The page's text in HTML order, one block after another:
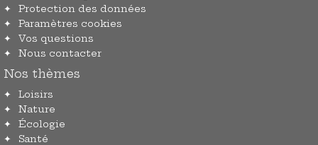
Protection des données
Paramètres cookies
Vos questions
Nous contacter
Nos thèmes
Loisirs
Nature
Écologie
Santé